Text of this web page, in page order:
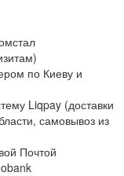
по Киеву и
Liqpay (доставки
самовывоз из
Почтой